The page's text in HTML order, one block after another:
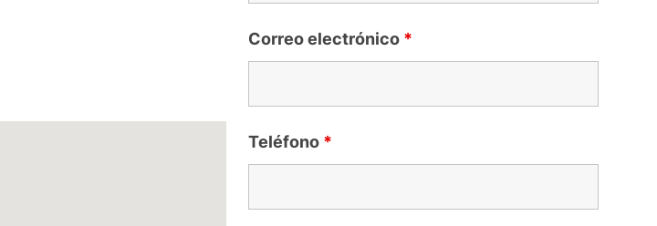
Correo electrónico *
Teléfono *